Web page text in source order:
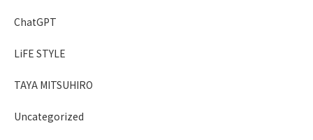
ChatGPT
LiFE STYLE
TAYA MITSUHIRO
Uncategorized